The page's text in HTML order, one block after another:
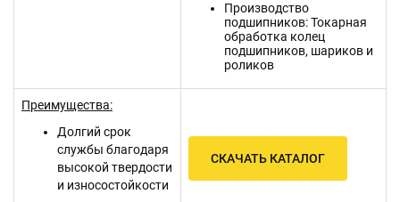
Производство
подшипников: Токарная
обработка колец
подшипников, шариков и
роликов
Преимущества:
Долгий срок
службы благодаря
высокой твердости
и износостойкости
СКАЧАТЬ КАТАЛОГ